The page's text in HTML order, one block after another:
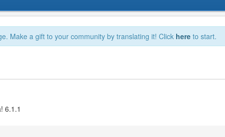
Make a gift to your community by translating it! Click here to start.
6.1.1